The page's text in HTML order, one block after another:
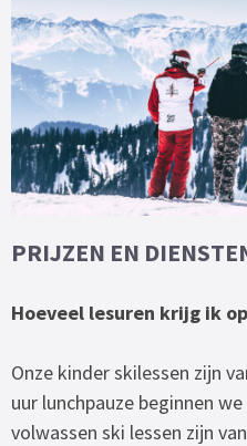
PRIJZEN EN
Hoeveel lesuren krijg ik
Onze kinder skilessen zijn
uur lunchpauze beginnen
volwassen ski lessen zijn